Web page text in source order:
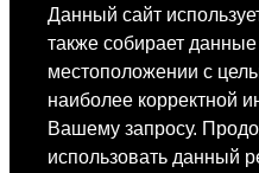
Данный сайт
также собирает
местоположении с
наиболее корректной
Вашему запросу.
использовать данный
Специалисты
Выбор звезд